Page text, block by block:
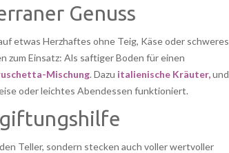
Genuss
etwas Herzhaftes ohne Teig, Käse oder schweres
zum Einsatz: Als saftiger Boden für einen
Mischung. Dazu italienische Kräuter,und
oder leichtes Abendessen funktioniert.
Teller, sondern stecken auch voller wertvoller